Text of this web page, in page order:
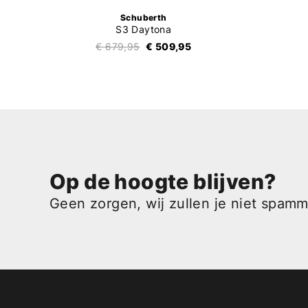
Schuberth
S3 Daytona
€ 679,95 € 509,95
Op de hoogte blijven?
Geen zorgen, wij zullen je niet